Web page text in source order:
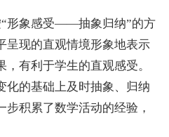
象感受——抽象归纳”的方
呈现的直观情境形象地表示
有利于学生的直观感受。
化的基础上及时抽象、归纳
积累了数学活动的经验，